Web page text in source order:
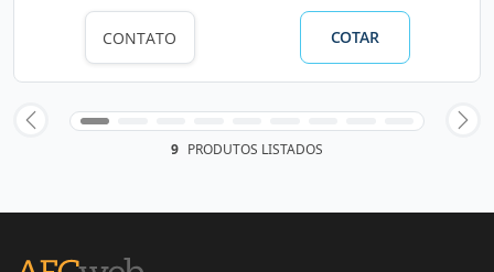
CONTATO COTAR
9 PRODUTOS LISTADOS